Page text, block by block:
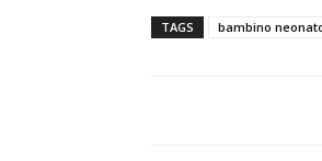
TAGS bambino